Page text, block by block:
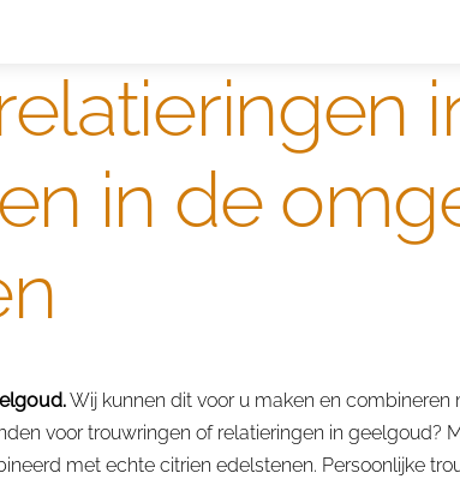
in de
Wij kunnen dit voor u maken en combineren
voor trouwringen of relatieringen in geelgoud?
met echte citrien edelstenen. Persoonlijke